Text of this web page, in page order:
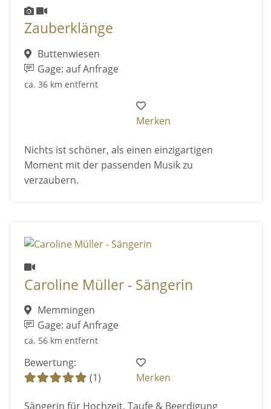
Zauberklänge
Buttenwiesen
Gage: auf Anfrage
ca. 36 km entfernt
Merken
Nichts ist schöner, als einen einzigartigen
Moment mit der passenden Musik zu
verzaubern.
Caroline Müller - Sängerin
Memmingen
Gage: auf Anfrage
ca. 56 km entfernt
Bewertung:
(1)
Merken
Sängerin für Hochzeit, Taufe & Beerdigung